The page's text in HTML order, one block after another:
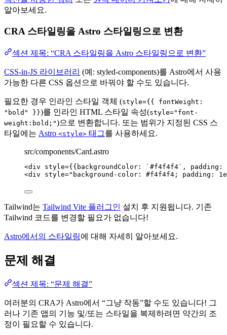
알아보세요.
CRA 스타일링을 Astro 스타일링으로 변환
섹션 제목: “CRA 스타일링을 Astro 스타일링으로 변환”
CSS-in-JS 라이브러리 (예: styled-components)를 Astro에서 사용
가능한 다른 CSS 옵션으로 바꿔야 할 수도 있습니다.
필요한 경우 인라인 스타일 객체 (style={{ fontWeight:
"bold" }})를 인라인 HTML 스타일 속성(style="font-
weight:bold;")으로 변환합니다. 또는 범위가 지정된 CSS 스
타일에는 Astro <style> 태그를 사용하세요.
src/components/Card.astro
<div style={ {backgroundColor: ` #f4f4f4` , padding:
<div style=" background-color: #f4f4f4; padding:
Tailwind는 Tailwind Vite 플러그인 설치 후 지원됩니다. 기존
Tailwind 코드를 변경할 필요가 없습니다!
Astro에서의 스타일링에 대해 자세히 알아보세요.
문제 해결
섹션 제목: “문제 해결”
여러분의 CRA가 Astro에서 “그냥 작동”할 수도 있습니다! 그
러나 기존 앱의 기능 및/또는 스타일을 복제하려면 약간의 조
정이 필요할 수 있습니다.